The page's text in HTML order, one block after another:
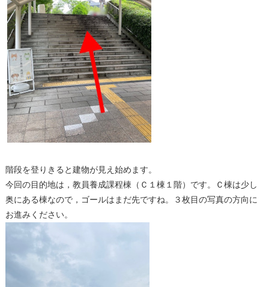
階段を登りきると建物が見え始めます。
今回の目的地は，教員養成課程棟（Ｃ１棟１階）です。Ｃ棟は少し
奥にある棟なので，ゴールはまだ先ですね。３枚目の写真の方向に
お進みください。